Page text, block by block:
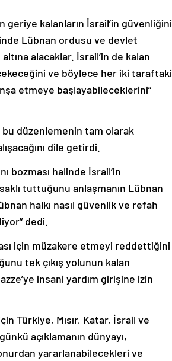
kalanların İsrail’in güvenliğini
Lübnan ordusu ve devlet
alacaklar. İsrail’in de kalan
ve böylece her iki taraftaki
etmeye başlayabileceklerini”
düzenlemenin tam olarak
dile getirdi.
bozması halinde İsrail’in
tuttuğunu anlaşmanın Lübnan
halkı nasıl güvenlik ve refah
dedi.
için müzakere etmeyi reddettiğini
tek çıkış yolunun kalan
insani yardım girişine izin
Türkiye, Mısır, Katar, İsrail ve
açıklamanın dünyayı,
yararlanabilecekleri ve